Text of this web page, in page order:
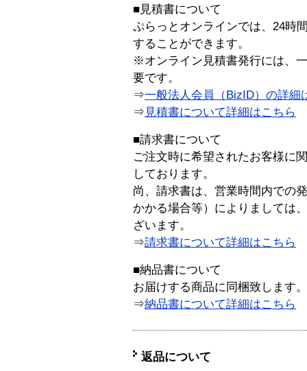
■見積書について
ぷらっとオンラインでは、24時
することができます。
※オンライン見積書発行には、
要です。
⇒一般法人会員（BizID）の詳細
⇒ 見積書について詳細はこちら
■請求書について
ご注文時に希望されたお客様に
しております。
尚、請求書は、営業時間内での
かかる場合等）によりましては
ざいます。
⇒請求書について詳細はこちら
■納品書について
お届けする商品に同梱致します。
⇒納品書について詳細はこちら
返品について